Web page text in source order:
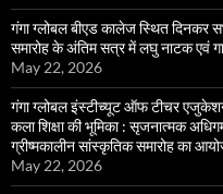
गंगा ग्लोबल बीएड कालेज स्थित दिनकर
समारोह के अंतिम सत्र में लघु नाटक एवं
May 22, 2026
गंगा ग्लोबल इंस्टीच्यूट ऑफ टीचर एजुकेशन में
कला शिक्षा की भूमिका : सृजनात्मक
ग्रीष्मकालीन सांस्कृतिक समारोह का
May 22, 2026